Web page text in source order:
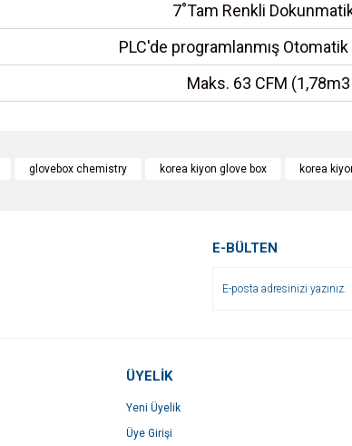
7˚Tam Renkli
PLC'de programlanmış
Maks. 63 CFM (1,78m3
Bu ürüne ilk yorumu siz yapın!
glovebox chemistry korea kiyon glove box korea
E-BÜLTEN
ÜYELİK
Yeni Üyelik
Üye Girişi